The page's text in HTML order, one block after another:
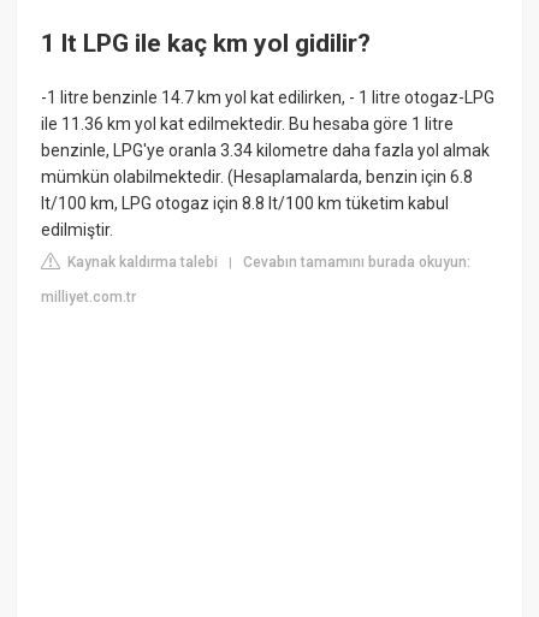
1 lt LPG ile kaç km yol gidilir?
-1 litre benzinle 14.7 km yol kat edilirken, - 1 litre otogaz-LPG
ile 11.36 km yol kat edilmektedir. Bu hesaba göre 1 litre
benzinle, LPG'ye oranla 3.34 kilometre daha fazla yol almak
mümkün olabilmektedir. (Hesaplamalarda, benzin için 6.8
lt/100 km, LPG otogaz için 8.8 lt/100 km tüketim kabul
edilmiştir.
Kaynak kaldırma talebi |Cevabın tamamını burada okuyun:
milliyet.com.tr